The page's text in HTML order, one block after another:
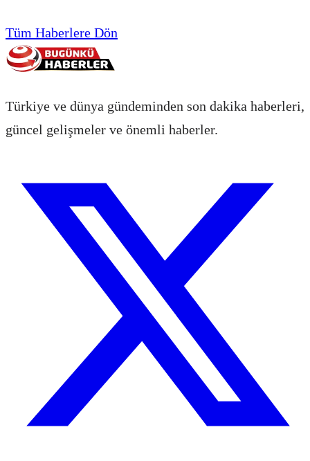
Tüm Haberlere Dön
Türkiye ve dünya gündeminden son dakika haberleri,
güncel gelişmeler ve önemli haberler.